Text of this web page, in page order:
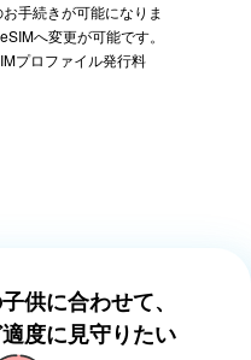
手続きが可能になりま
へ変更が可能です。
プロファイル発行料
供に合わせて、
度に見守りたい